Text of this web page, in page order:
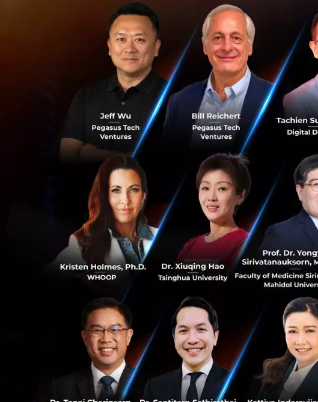
0
0
ส่วนการให้คำปรึกษาด้านกล
บริษัทมีรายได้จากคำปรึกษาด้
กับงวดเดียวกันของปีก่อนที่
รายได้จากการขายและการใ
เทียบกับงวดเดียวกันของปีก่
บุคลากรเทคโนโลยีจำนวน
รายได้ 77.26 ล้านบาท
ส่วนผลการดำเนินงานไตรม
ขึ้น 122.61% เมื่อเทียบกับง
580.91 ล้านบาท เพิ่มขึ้น
บาท ซึ่งเป็นผลมาจากการเ
สร้างรายได้ที่สูงขึ้น รวมทั้งมี
“เราได้เริ่มเข้าไปทำงานร่ว
โจทย์ความต้องการของลูกค้า
มากขึ้น สะท้อนได้จากกำไรสุท
ด้านฐานะการเงิน ณ สิ้น 30
เพิ่มขึ้น 152.08 ล้านบาท หรื
ซึ่งเป็นการเพิ่มขึ้นของเงินสด